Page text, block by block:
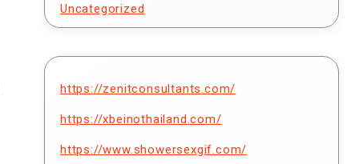
Uncategorized
https://zenitconsultants.com/
https://xbeinothailand.com/
https://www.showersexgif.com/